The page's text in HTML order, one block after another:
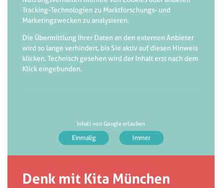
Tracking-Technologien zu Marktforschungs- und
Marketingzwecken zu analysieren.
Die Übermittlung Ihrer Daten an den externen Anbieter
wird so lange verhindert, bis Sie aktiv auf diesen Hinweis
klicken. Technisch gesehen wird der Inhalt erst nach dem
Klick eingebunden.
Inhalt von Google erlauben
Denk mit Kita München